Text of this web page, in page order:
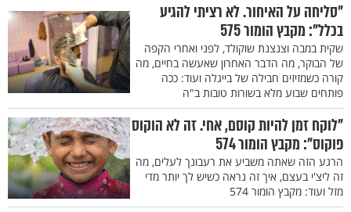
"סליחה על האיחור. לא רציתי להגיע
בכלל": מקבץ הומור 575
שקית במבה וצנצנת שוקולד, לפני ואחרי הקפה
של הבוקר, מה הדבר האחרון שאעשה בחיים, מה
קורה כשמזיזים חבילה של בייגלה ועוד: ככה
פותחים שבוע מלא בשורות טובות ב"ה
"לוקח זמן להיות קוסם, אחי. זה לא הוקוס
פוקוס": מקבץ הומור 574
הרגע הזה שאתה משביע את רעבונך לעלים, מה
זה ליצ'י בעצם, איך זה נראה כשיש לך יותר מדי
מזל ועוד: מקבץ הומור 574